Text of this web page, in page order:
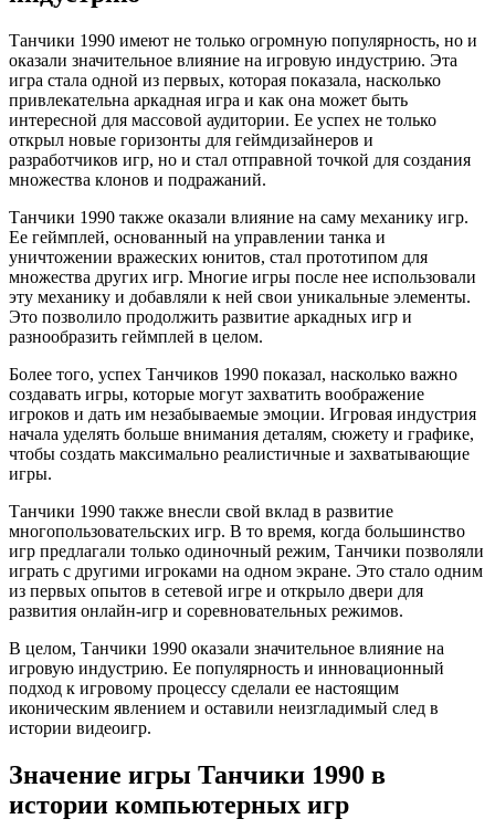
Танчики 1990 имеют не только огромную популярность, но и
оказали значительное влияние на игровую индустрию. Эта
игра стала одной из первых, которая показала, насколько
привлекательна аркадная игра и как она может быть
интересной для массовой аудитории. Ее успех не только
открыл новые горизонты для геймдизайнеров и
разработчиков игр, но и стал отправной точкой для создания
множества клонов и подражаний.
Танчики 1990 также оказали влияние на саму механику игр.
Ее геймплей, основанный на управлении танка и
уничтожении вражеских юнитов, стал прототипом для
множества других игр. Многие игры после нее использовали
эту механику и добавляли к ней свои уникальные элементы.
Это позволило продолжить развитие аркадных игр и
разнообразить геймплей в целом.
Более того, успех Танчиков 1990 показал, насколько важно
создавать игры, которые могут захватить воображение
игроков и дать им незабываемые эмоции. Игровая индустрия
начала уделять больше внимания деталям, сюжету и графике,
чтобы создать максимально реалистичные и захватывающие
игры.
Танчики 1990 также внесли свой вклад в развитие
многопользовательских игр. В то время, когда большинство
игр предлагали только одиночный режим, Танчики позволяли
играть с другими игроками на одном экране. Это стало одним
из первых опытов в сетевой игре и открыло двери для
развития онлайн-игр и соревновательных режимов.
В целом, Танчики 1990 оказали значительное влияние на
игровую индустрию. Ее популярность и инновационный
подход к игровому процессу сделали ее настоящим
иконическим явлением и оставили неизгладимый след в
истории видеоигр.
Значение игры Танчики 1990 в
истории компьютерных игр